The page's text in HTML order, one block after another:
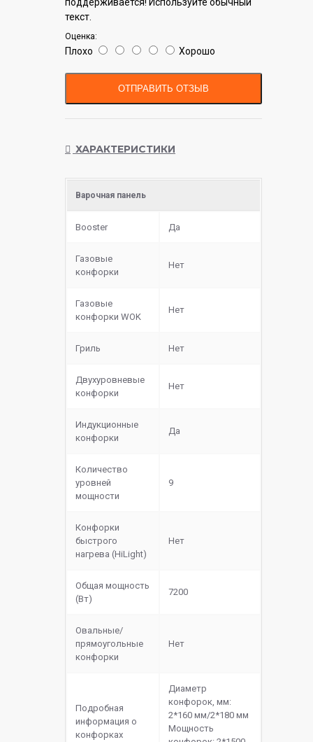
текст.
Оценка:
Плохо Хорошо
ОТПРАВИТЬ ОТЗЫВ
ХАРАКТЕРИСТИКИ
Варочная панель
Booster Да
Газовые
конфорки
Нет
Газовые
конфорки WOK
Нет
Гриль Нет
Двухуровневые
конфорки
Нет
Индукционные
конфорки
Да
Количество
уровней
мощности
9
Конфорки
быстрого
нагрева (HiLight)
Нет
Общая мощность
(Вт)
7200
Овальные/
прямоугольные
конфорки
Нет
Подробная
информация о
конфорках
Диаметр
конфорок, мм:
2*160 мм/2*180 мм
Мощность